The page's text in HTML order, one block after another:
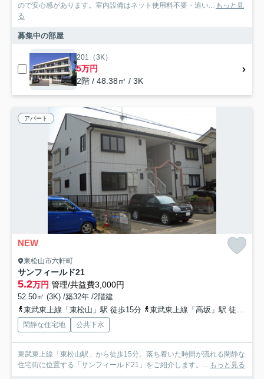
ので安心感があります。室内設備はネット使用料不要・追い...
もっと見
る
募集中の部屋
201（3K）
5万円
2階 / 48.38㎡ / 3K
アパート
NEW
東松山市六軒町
サンフィールド21
5.2万円 管理/共益費3,000円
52.50㎡ (3K) /築32年 /2階建
東武東上線「東松山」駅 徒歩15分
東武東上線「高坂」駅 徒歩54分
閑静な住宅地 公共下水
東武東上線「東松山駅」から徒歩15分。落ち着いた時間が流れる閑静な
住宅街に位置する「サンフィールド21」をご紹介します。...
もっと見る